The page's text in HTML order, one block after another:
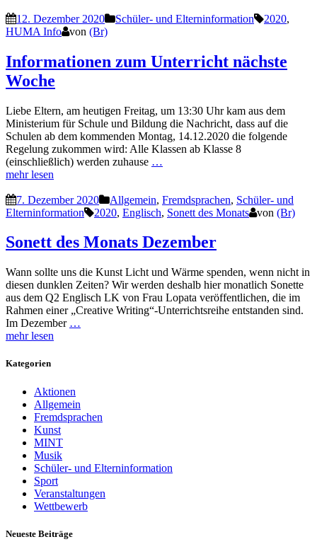
12. Dezember 2020 Schüler- und Elterninformation 2020,
HUMA Info
von (Br)
Informationen zum Unterricht nächste
Woche
Liebe Eltern, am heutigen Freitag, um 13:30 Uhr kam aus dem
Ministerium für Schule und Bildung die Nachricht, dass auf die
Schulen ab dem kommenden Montag, 14.12.2020 die folgende
Regelung zukommen wird: Alle Klassen ab Klasse 8
(einschließlich) werden zuhause …
mehr lesen
7. Dezember 2020 Allgemein, Fremdsprachen, Schüler- und
Elterninformation
2020, Englisch, Sonett des Monats von (Br)
Sonett des Monats Dezember
Wann sollte uns die Kunst Licht und Wärme spenden, wenn nicht in
diesen dunklen Zeiten? Wir werden deshalb hier monatlich Sonette
aus dem Q2 Englisch LK von Frau Lopata veröffentlichen, die im
Rahmen einer „Creative Writing“-Unterrichtsreihe entstanden sind.
Im Dezember …
mehr lesen
Kategorien
Aktionen
Allgemein
Fremdsprachen
Kunst
MINT
Musik
Schüler- und Elterninformation
Sport
Veranstaltungen
Wettbewerb
Neueste Beiträge